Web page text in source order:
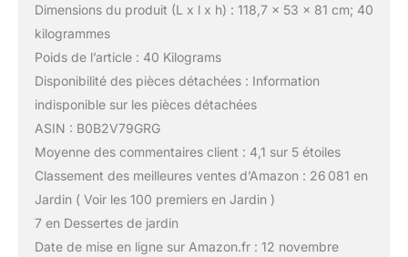
Dimensions du produit (L x l x h) : 118,7 x 53 x 81 cm; 40
kilogrammes
Poids de l’article : 40 Kilograms
Disponibilité des pièces détachées : Information
indisponible sur les pièces détachées
ASIN : B0B2V79GRG
Moyenne des commentaires client : 4,1 sur 5 étoiles
Classement des meilleures ventes d’Amazon : 26 081 en
Jardin ( Voir les 100 premiers en Jardin )
7 en Dessertes de jardin
Date de mise en ligne sur Amazon.fr : 12 novembre